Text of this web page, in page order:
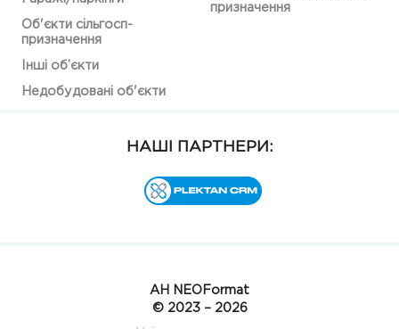
АН NEOFormat
© 2023 – 2026
Об'єкти сільгосп-
призначення
Інші об’єкти
Недобудовані об'єкти
призначення
НАШІ ПАРТНЕРИ: